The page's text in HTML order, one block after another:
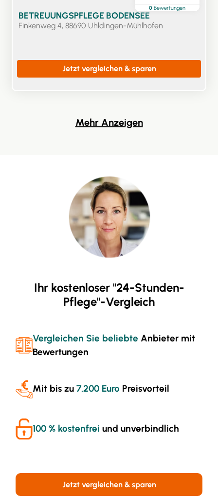
0 Bewertungen
BETREUUNGSPFLEGE BODENSEE
Finkenweg 4, 88690 Uhldingen-Mühlhofen
Jetzt vergleichen & sparen
Mehr Anzeigen
Ihr kostenloser "24-Stunden-
Pflege"-Vergleich
Vergleichen Sie beliebte Anbieter mit
Bewertungen
Mit bis zu 7.200 Euro Preisvorteil
100 % kostenfrei und unverbindlich
Jetzt vergleichen & sparen